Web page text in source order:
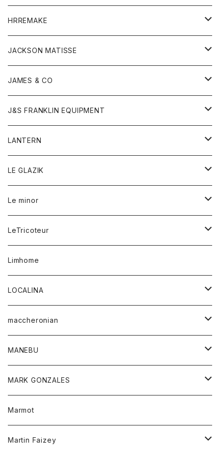
コート
フリース
ウォレット
ストール
マフラー
リング
キッズ
Tシャツ
グッズ
アンダーウェア
靴
バンダナ
トップス
カーディガン
ジャケット
タンクトップ
Tシャツ
ベスト
ボトム
オーバーオール
ショートパンツ
レディース
アウター
カーディガン
セーター
チュニック
カーディガン
コート
キッズ
Tシャツ
ロンパース
グッズ
靴
ストール
トップス
カットソー
シャツ
ボトム
オーバーオール
ショートパンツ
レディース
オーバーオール
シャツ
ワンピース
ワンピース
ブラウス
ワンピース
HRREMAKE
バック
キッズ
トレーナー
トップス
Gジャケット
スウェット
帽子
JACKSON MATISSE
Tシャツ
帽子
JAMES & CO
ボトム
J&S FRANKLIN EQUIPMENT
アウター
LANTERN
アウター
Tシャツ
LE GLAZIK
レディース
コート
シャツ
ワンピース
Tシャツ
Le minor
ボトム
スカート
パンツ
レディース
アウター
カットソー
トップス
シャツ
LeTricoteur
カーディガン
Limhome
LOCALINA
ロングスリーブテーシャツ
maccheronian
靴
MANEBU
靴
MARK GONZALES
トップス
Tシャツ
Marmot
Martin Faizey